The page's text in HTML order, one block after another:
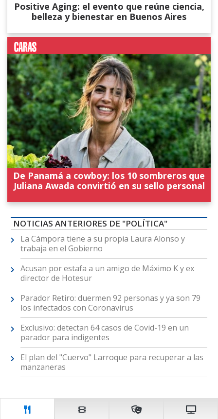
Positive Aging: el evento que reúne ciencia,
belleza y bienestar en Buenos Aires
De Panamá a cowboy: los 10 sombreros que
Juliana Awada convirtió en su sello personal
NOTICIAS ANTERIORES DE "POLÍTICA"
La Cámpora tiene a su propia Laura Alonso y
trabaja en el Gobierno
Acusan por estafa a un amigo de Máximo K y ex
director de Hotesur
Parador Retiro: duermen 92 personas y ya son 79
los infectados con Coronavirus
Exclusivo: detectan 64 casos de Covid-19 en un
parador para indigentes
El plan del "Cuervo" Larroque para recuperar a las
manzaneras